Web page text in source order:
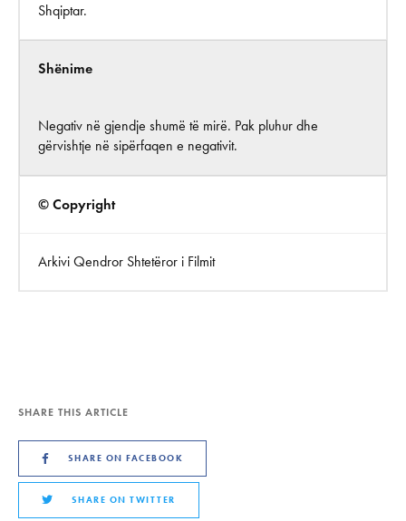
Shqiptar.
Shënime
Negativ në gjendje shumë të mirë. Pak pluhur dhe
gërvishtje në sipërfaqen e negativit.
© Copyright
Arkivi Qendror Shtetëror i Filmit
SHARE THIS ARTICLE
SHARE ON FACEBOOK
SHARE ON TWITTER